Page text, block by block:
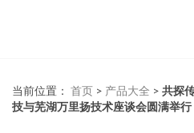
当前位置： 首页 > 产品大全 > 共探
技与芜湖万里扬技术座谈会圆满举行